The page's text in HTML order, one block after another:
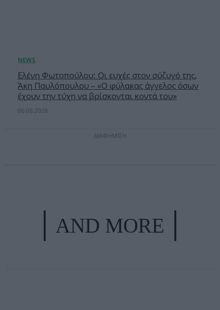
Ελένη Φωτοπούλου: Οι ευχές στον σύζυγό της,
Άκη Παυλόπουλου – «Ο φύλακας άγγελος όσων
έχουν την τύχη να βρίσκονται κοντά του»
06.08.2026
ΔΙΑΦΗΜΙΣΗ
AND MORE